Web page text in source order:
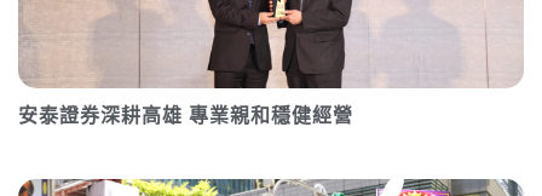
安泰證券深耕高雄 專業親和穩健經營